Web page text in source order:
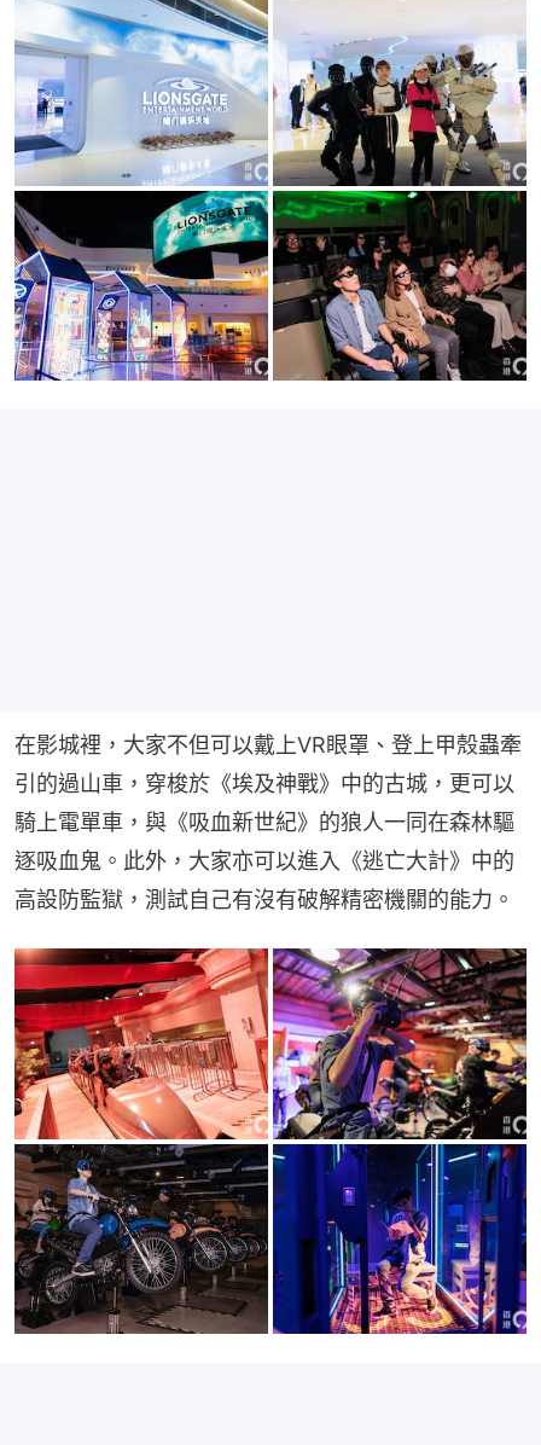
在影城裡，大家不但可以戴上VR眼罩、登上甲殼蟲牽
引的過山車，穿梭於《埃及神戰》中的古城，更可以
騎上電單車，與《吸血新世紀》的狼人一同在森林驅
逐吸血鬼。此外，大家亦可以進入《逃亡大計》中的
高設防監獄，測試自己有沒有破解精密機關的能力。